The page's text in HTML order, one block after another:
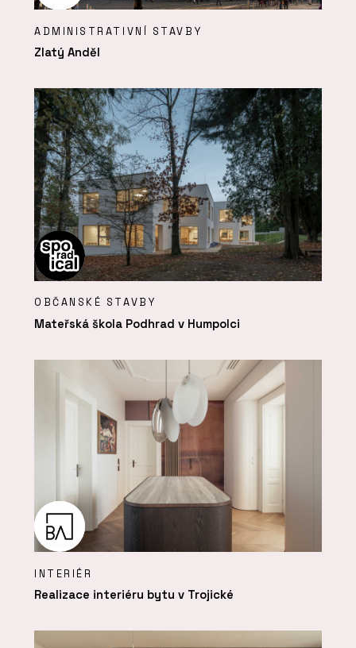
ADMINISTRATIVNÍ STAVBY
Zlatý Anděl
OBČANSKÉ STAVBY
Mateřská škola Podhrad v Humpolci
INTERIÉR
Realizace interiéru bytu v Trojické